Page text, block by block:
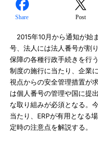
Share Post
2015年10月から通知が始
号、法人には法人番号が割
保障の各種行政手続きを行
制度の施行に当たり、企業
視点からの安全管理措置が
は個人番号の管理や国に提
な取り組みが必須となる。
当たり、ERPが有用となる
定時の注意点を解説する。